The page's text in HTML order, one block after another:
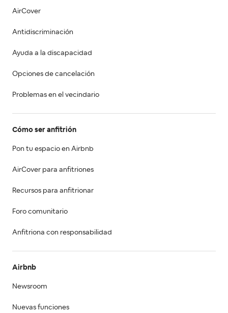
AirCover
Antidiscriminación
Ayuda a la discapacidad
Opciones de cancelación
Problemas en el vecindario
Cómo ser anfitrión
Pon tu espacio en Airbnb
AirCover para anfitriones
Recursos para anfitrionar
Foro comunitario
Anfitriona con responsabilidad
Airbnb
Newsroom
Nuevas funciones